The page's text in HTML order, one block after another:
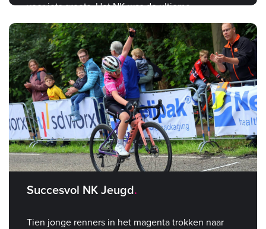
voor iets groots. Het NK was de ultieme
bevestiging.
Succesvol NK Jeugd
Tien jonge renners in het magenta trokken naar